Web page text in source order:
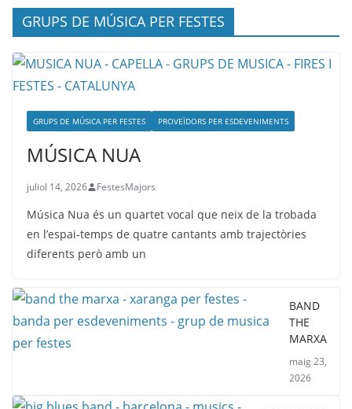
GRUPS DE MÚSICA PER FESTES
GRUPS DE MÚSICA PER FESTES PROVEÏDORS PER ESDEVENIMENTS
MÚSICA NUA
juliol 14, 2026 FestesMajors
Música Nua és un quartet vocal que neix de la trobada
en l’espai-temps de quatre cantants amb trajectòries
diferents però amb un
BAND
THE
MARXA
maig 23,
2026